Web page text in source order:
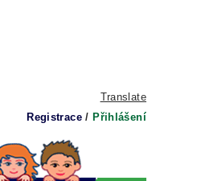
Translate
Registrace / Přihlášení